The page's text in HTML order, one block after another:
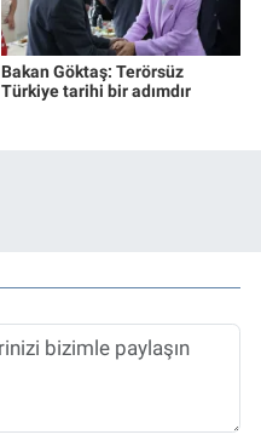
Bakan Göktaş: Terörsüz
Türkiye tarihi bir adımdır